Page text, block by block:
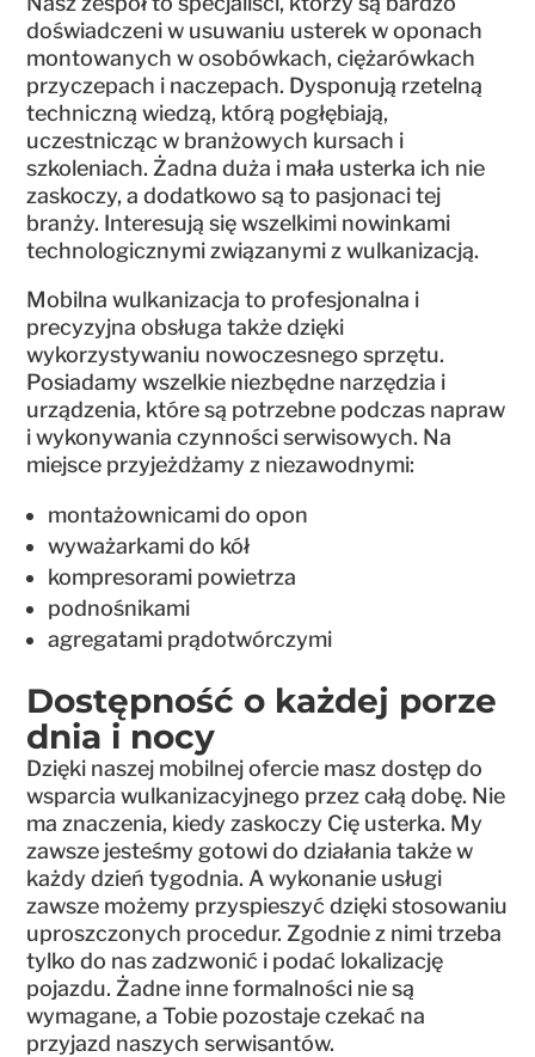
doświadczeni w usuwaniu usterek w oponach
montowanych w osobówkach, ciężarówkach
przyczepach i naczepach. Dysponują rzetelną
techniczną wiedzą, którą pogłębiają,
uczestnicząc w branżowych kursach i
szkoleniach. Żadna duża i mała usterka ich nie
zaskoczy, a dodatkowo są to pasjonaci tej
branży. Interesują się wszelkimi nowinkami
technologicznymi związanymi z wulkanizacją.
Mobilna wulkanizacja to profesjonalna i
precyzyjna obsługa także dzięki
wykorzystywaniu nowoczesnego sprzętu.
Posiadamy wszelkie niezbędne narzędzia i
urządzenia, które są potrzebne podczas napraw
i wykonywania czynności serwisowych. Na
miejsce przyjeżdżamy z niezawodnymi:
montażownicami do opon
wyważarkami do kół
kompresorami powietrza
podnośnikami
agregatami prądotwórczymi
Dostępność o każdej porze
dnia i nocy
Dzięki naszej mobilnej ofercie masz dostęp do
wsparcia wulkanizacyjnego przez całą dobę. Nie
ma znaczenia, kiedy zaskoczy Cię usterka. My
zawsze jesteśmy gotowi do działania także w
każdy dzień tygodnia. A wykonanie usługi
zawsze możemy przyspieszyć dzięki stosowaniu
uproszczonych procedur. Zgodnie z nimi trzeba
tylko do nas zadzwonić i podać lokalizację
pojazdu. Żadne inne formalności nie są
wymagane, a Tobie pozostaje czekać na
przyjazd naszych serwisantów.